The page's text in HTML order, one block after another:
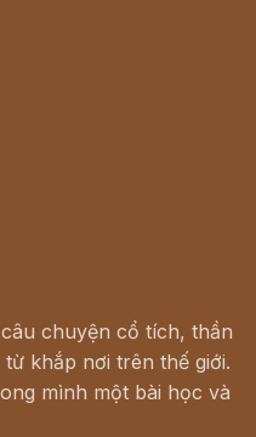
chuyện cổ tích, thần
khắp nơi trên thế giới.
mình một bài học và